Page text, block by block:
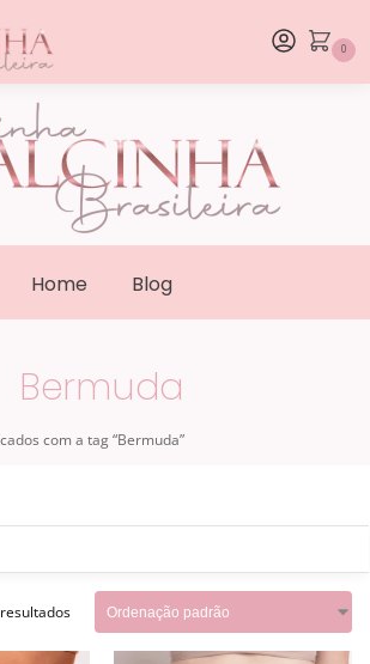
0
Home Blog
com a tag “Bermuda”
Bermuda